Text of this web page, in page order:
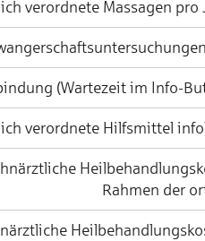
verordnete Massagen pro
(Wartezeit im Info-
verordnete Hilfsmittel
Rahmen der